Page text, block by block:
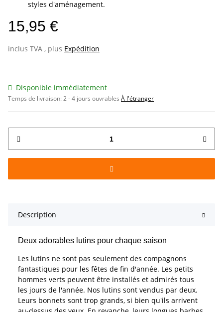
styles d'aménagement.
15,95 €
inclus TVA , plus Expédition
Disponible immédiatement
Temps de livraison:2 - 4 jours ouvrables À l'étranger
Description
Deux adorables lutins pour chaque saison
Les lutins ne sont pas seulement des compagnons
fantastiques pour les fêtes de fin d'année. Les petits
hommes verts peuvent être installés et admirés tous
les jours de l'année. Nos lutins sont vendus par deux.
Leurs bonnets sont trop grands, si bien qu'ils arrivent